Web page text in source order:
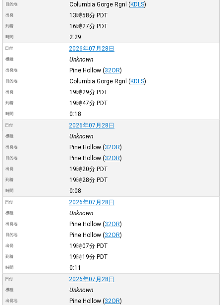
目的地 Columbia Gorge Rgnl (KDLS)
出発 13時58分 PDT
到着 16時27分 PDT
時間 2:29
日付 2026年07月28日
機種 Unknown
出発地 Pine Hollow (32OR)
目的地 Columbia Gorge Rgnl (KDLS)
出発 19時29分 PDT
到着 19時47分 PDT
時間 0:18
日付 2026年07月28日
機種 Unknown
出発地 Pine Hollow (32OR)
目的地 Pine Hollow (32OR)
出発 19時20分 PDT
到着 19時28分 PDT
時間 0:08
日付 2026年07月28日
機種 Unknown
出発地 Pine Hollow (32OR)
目的地 Pine Hollow (32OR)
出発 19時07分 PDT
到着 19時19分 PDT
時間 0:11
日付 2026年07月28日
機種 Unknown
出発地 Pine Hollow (32OR)